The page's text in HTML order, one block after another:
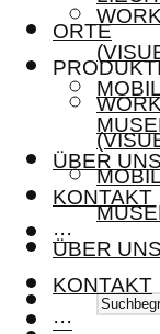
ÜBER UNS
KONTAKT
···
ORTE
ÜBER UNS
KONTAKT
···